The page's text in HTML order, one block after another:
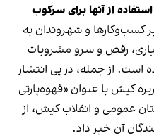
از آنها برای سرکوب
کسب‌وکارها و شهروندان به
رقص و سرو مشروبات
است. از جمله، در پی انتشار
کیش با عنوان «قهوه‌پارتی
عمومی و انقلاب کیش، از
آن خبر داد.